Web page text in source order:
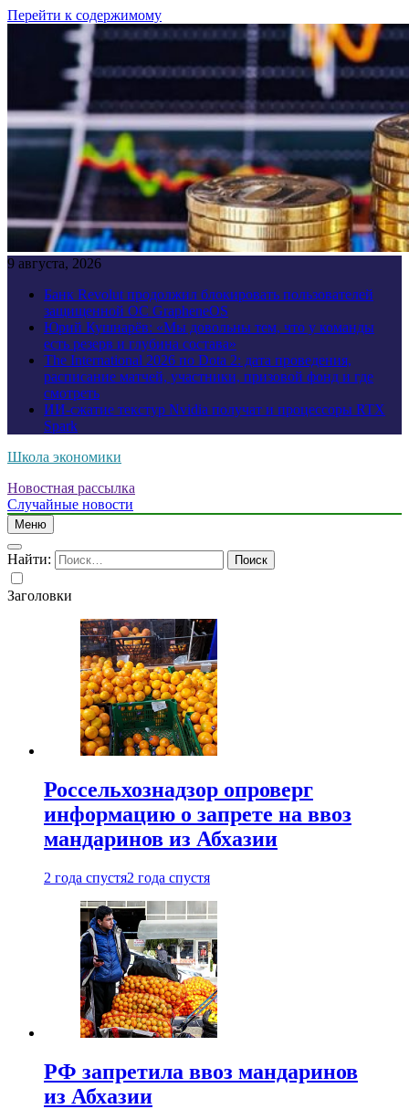
Перейти к содержимому
9 августа, 2026
Банк Revolut продолжил блокировать пользователей
защищенной ОС GrapheneOS
Юрий Кушнарёв: «Мы довольны тем, что у команды
есть резерв и глубина состава»
The International 2026 по Dota 2: дата проведения,
расписание матчей, участники, призовой фонд и где
смотреть
ИИ-сжатие текстур Nvidia получат и процессоры RTX
Spark
Школа экономики
Новостная рассылка
Случайные новости
Меню
Найти:
Заголовки
Россельхознадзор опроверг
информацию о запрете на ввоз
мандаринов из Абхазии
2 года спустя2 года спустя
РФ запретила ввоз мандаринов
из Абхазии